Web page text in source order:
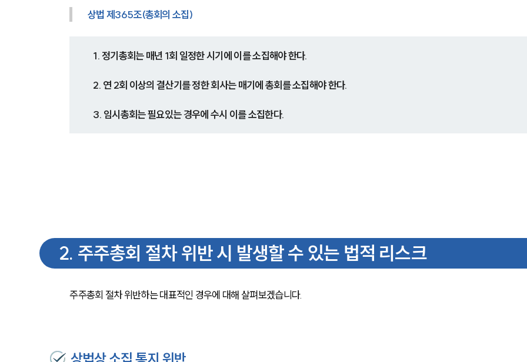
상법 제365조(총회의 소집)
1. 정기총회는 매년 1회 일정한 시기에 이를 소집해야 한다.
2. 연 2회 이상의 결산기를 정한 회사는 매기에 총회를 소집해야 한다.
3. 임시총회는 필요있는 경우에 수시 이를 소집한다.
2. 주주총회 절차 위반 시 발생할 수 있는 법적 리스크
주주총회 절차 위반하는 대표적인 경우에 대해 살펴보겠습니다.
상법상 소집 통지 위반